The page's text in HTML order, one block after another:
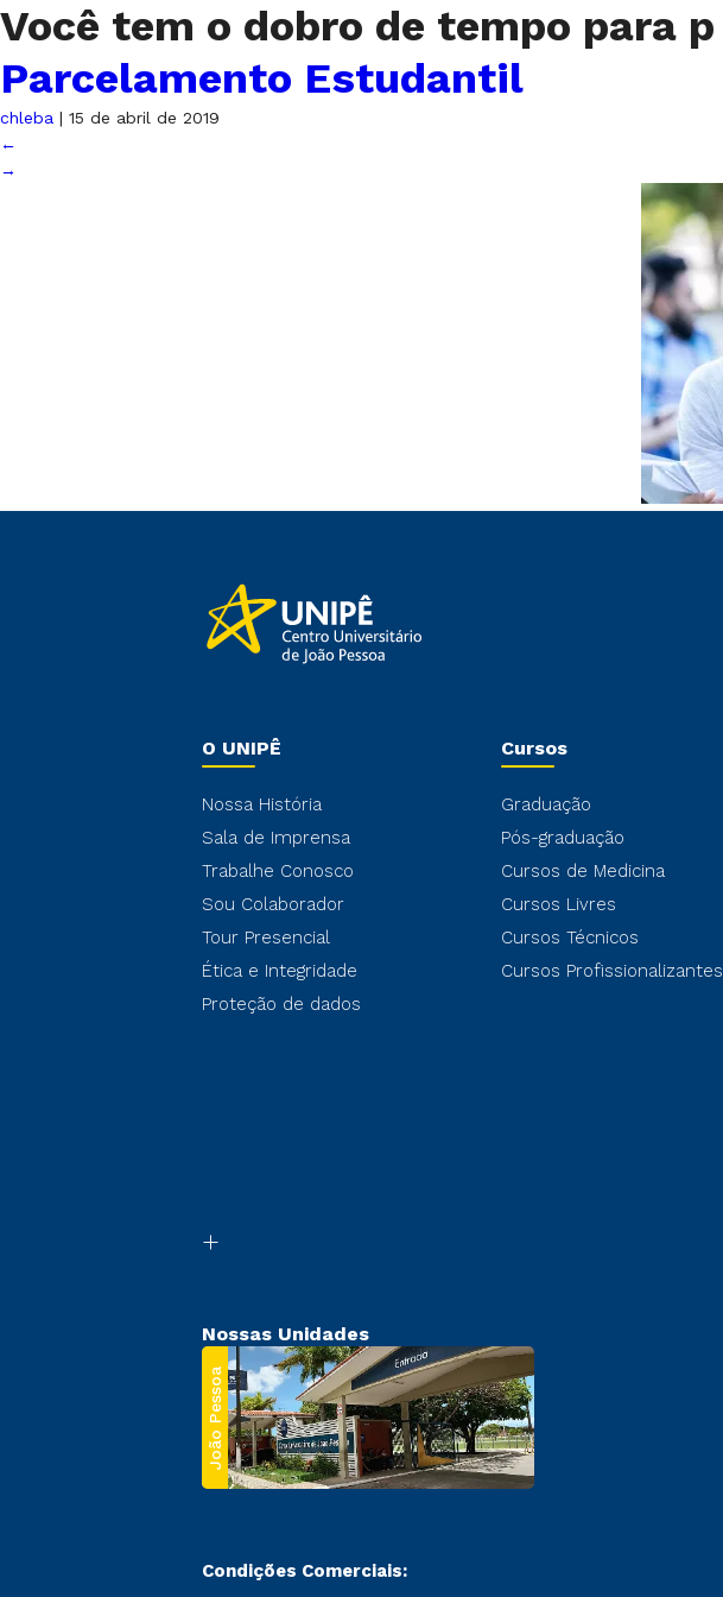
Você tem o dobro de tempo para p
Parcelamento Estudantil
chleba | 15 de abril de 2019
←
→
O UNIPÊ
Nossa História
Sala de Imprensa
Trabalhe Conosco
Sou Colaborador
Tour Presencial
Ética e Integridade
Proteção de dados
Cursos
Graduação
Pós-graduação
Cursos de Medicina
Cursos Livres
Cursos Técnicos
Cursos Profissionalizantes
Nossas Unidades
João Pessoa
Condições Comerciais: